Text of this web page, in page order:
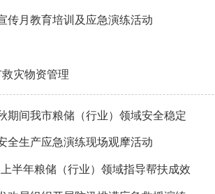
传月教育培训及应急演练活动
灾物资管理
期间我市粮储（行业）领域安全稳定
全生产应急演练现场观摩活动
半年粮储（行业）领域指导帮扶成效